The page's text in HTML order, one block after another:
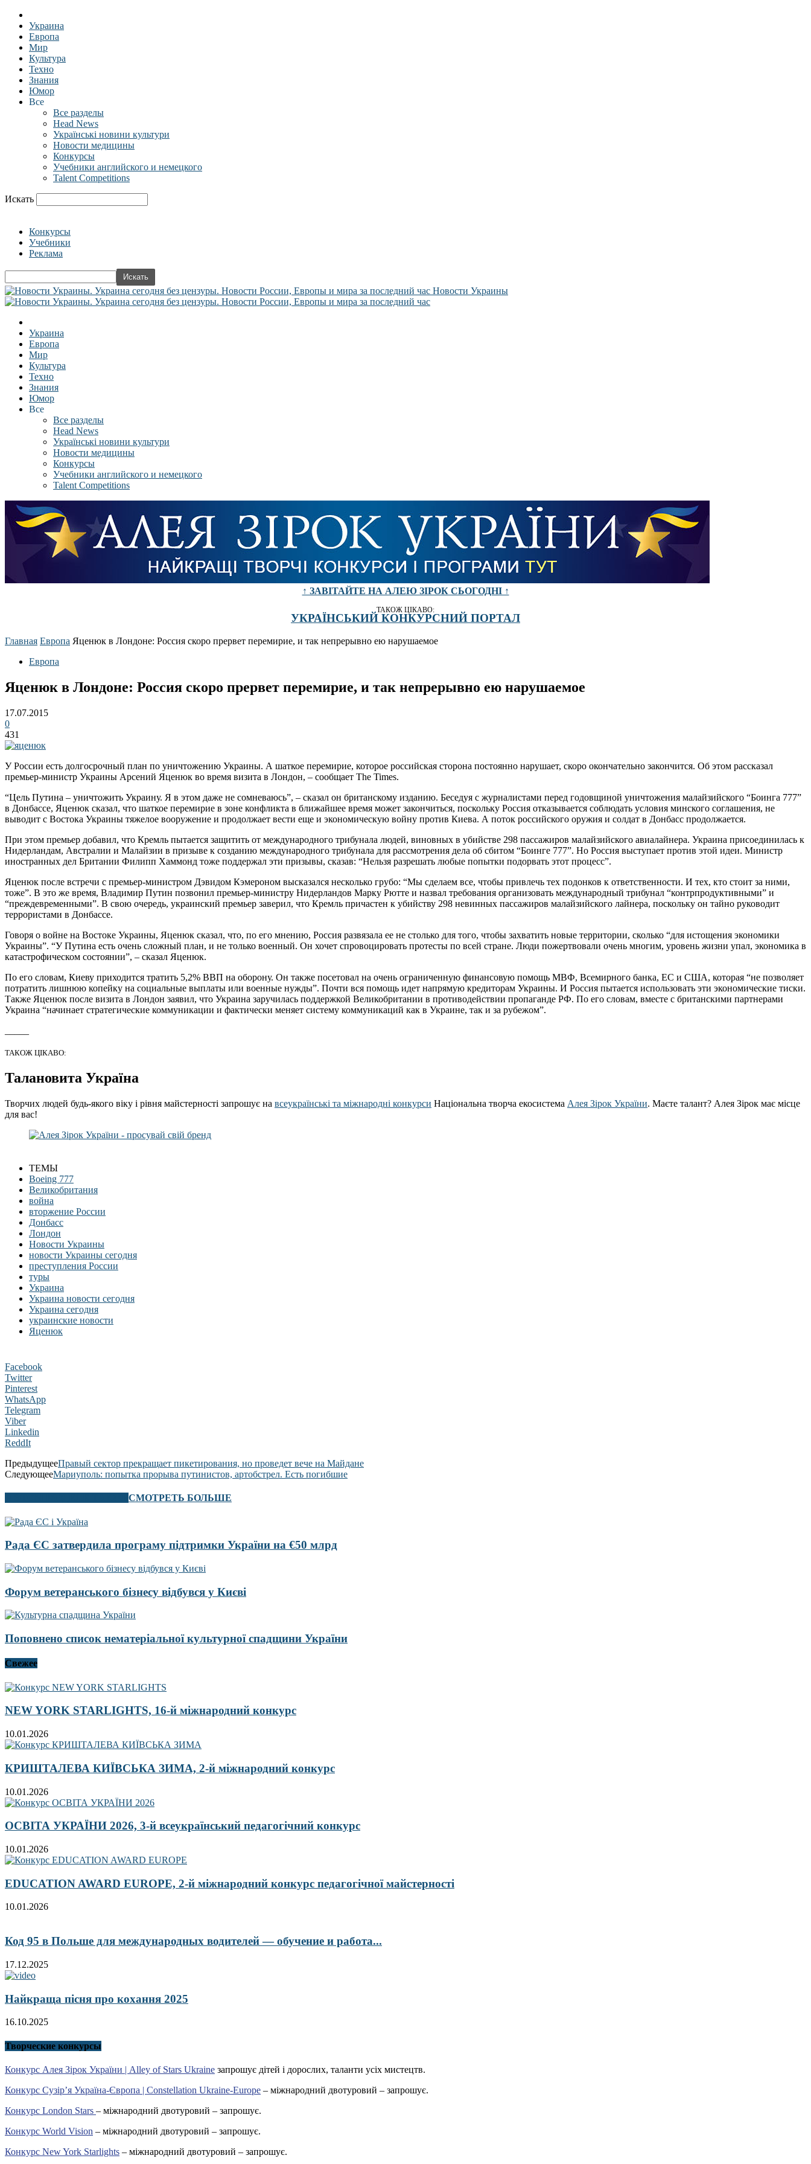
Украина
Европа
Мир
Культура
Техно
Знания
Юмор
Все
Все разделы
Head News
Українські новини культури
Новости медицины
Конкурсы
Учебники английского и немецкого
Talent Competitions
Искать
Конкурсы
Учебники
Реклама
Новости Украины
Украина
Европа
Мир
Культура
Техно
Знания
Юмор
Все
Все разделы
Head News
Українські новини культури
Новости медицины
Конкурсы
Учебники английского и немецкого
Talent Competitions
↑ ЗАВІТАЙТЕ НА АЛЕЮ ЗІРОК СЬОГОДНІ ↑
ТАКОЖ ЦІКАВО:
УКРАЇНСЬКИЙ КОНКУРСНИЙ ПОРТАЛ
Главная Европа Яценюк в Лондоне: Россия скоро прервет перемирие, и так непрерывно ею нарушаемое
Европа
Яценюк в Лондоне: Россия скоро прервет перемирие, и так непрерывно ею нарушаемое
17.07.2015
0
431
У России есть долгосрочный план по уничтожению Украины. А шаткое перемирие, которое российская сторона постоянно нарушает, скоро окончательно закончится. Об этом рассказал
премьер-министр Украины Арсений Яценюк во время визита в Лондон, – сообщает The Times.
“Цель Путина – уничтожить Украину. Я в этом даже не сомневаюсь”, – сказал он британскому изданию. Беседуя с журналистами перед годовщиной уничтожения малайзийского “Боинга 777”
в Донбассе, Яценюк сказал, что шаткое перемирие в зоне конфликта в ближайшее время может закончиться, поскольку Россия отказывается соблюдать условия минского соглашения, не
выводит с Востока Украины тяжелое вооружение и продолжает вести еще и экономическую войну против Киева. А поток российского оружия и солдат в Донбасс продолжается.
При этом премьер добавил, что Кремль пытается защитить от международного трибунала людей, виновных в убийстве 298 пассажиров малайзийского авиалайнера. Украина присоединилась к
Нидерландам, Австралии и Малайзии в призыве к созданию международного трибунала для рассмотрения дела об сбитом “Боинге 777”. Но Россия выступает против этой идеи. Министр
иностранных дел Британии Филипп Хаммонд тоже поддержал эти призывы, сказав: “Нельзя разрешать любые попытки подорвать этот процесс”.
Яценюк после встречи с премьер-министром Дэвидом Кэмероном высказался несколько грубо: “Мы сделаем все, чтобы привлечь тех подонков к ответственности. И тех, кто стоит за ними,
тоже”. В это же время, Владимир Путин позвонил премьер-министру Нидерландов Марку Рютте и назвал требования организовать международный трибунал “контрпродуктивными” и
“преждевременными”. В свою очередь, украинский премьер заверил, что Кремль причастен к убийству 298 невинных пассажиров малайзийского лайнера, поскольку он тайно руководит
террористами в Донбассе.
Говоря о войне на Востоке Украины, Яценюк сказал, что, по его мнению, Россия развязала ее не столько для того, чтобы захватить новые территории, сколько “для истощения экономики
Украины”. “У Путина есть очень сложный план, и не только военный. Он хочет спровоцировать протесты по всей стране. Люди пожертвовали очень многим, уровень жизни упал, экономика в
катастрофическом состоянии”, – сказал Яценюк.
По его словам, Киеву приходится тратить 5,2% ВВП на оборону. Он также посетовал на очень ограниченную финансовую помощь МВФ, Всемирного банка, ЕС и США, которая “не позволяет
потратить лишнюю копейку на социальные выплаты или военные нужды”. Почти вся помощь идет напрямую кредиторам Украины. И Россия пытается использовать эти экономические тиски.
Также Яценюк после визита в Лондон заявил, что Украина заручилась поддержкой Великобритании в противодействии пропаганде РФ. По его словам, вместе с британскими партнерами
Украина “начинает стратегические коммуникации и фактически меняет систему коммуникаций как в Украине, так и за рубежом”.
ТАКОЖ ЦІКАВО:
Талановита Україна
Творчих людей будь-якого віку і рівня майстерності запрошує на всеукраїнські та міжнародні конкурси Національна творча екосистема Алея Зірок України. Маєте талант? Алея Зірок має місце
для вас!
ТЕМЫ
Boeing 777
Великобритания
война
вторжение России
Донбасс
Лондон
Новости Украины
новости Украины сегодня
преступления России
туры
Украина
Украина новости сегодня
Украина сегодня
украинские новости
Яценюк
Facebook
Twitter
Pinterest
WhatsApp
Telegram
Viber
Linkedin
ReddIt
ПредыдущееПравый сектор прекращает пикетирования, но проведет вече на Майдане
СледующееМариуполь: попытка прорыва путинистов, артобстрел. Есть погибшие
СМОТРЕТЬ БОЛЬШЕ
Рада ЄС затвердила програму підтримки України на €50 млрд
Форум ветеранського бізнесу відбувся у Києві
Поповнено список нематеріальної культурної спадщини України
Свежее
NEW YORK STARLIGHTS, 16-й міжнародний конкурс
10.01.2026
КРИШТАЛЕВА КИЇВСЬКА ЗИМА, 2-й міжнародний конкурс
10.01.2026
ОСВІТА УКРАЇНИ 2026, 3-й всеукраїнський педагогічний конкурс
10.01.2026
EDUCATION AWARD EUROPE, 2-й міжнародний конкурс педагогічної майстерності
10.01.2026
Код 95 в Польше для международных водителей — обучение и работа...
17.12.2025
Найкраща пісня про кохання 2025
16.10.2025
Творческие конкурсы
Конкурс Алея Зірок України | Alley of Stars Ukraine запрошує дітей і дорослих, таланти усіх мистецтв.
Конкурс Сузір’я Україна-Європа | Constellation Ukraine-Europe – міжнародний двотуровий – запрошує.
Конкурс London Stars – міжнародний двотуровий – запрошує.
Конкурс World Vision – міжнародний двотуровий – запрошує.
Конкурс New York Starlights – міжнародний двотуровий – запрошує.